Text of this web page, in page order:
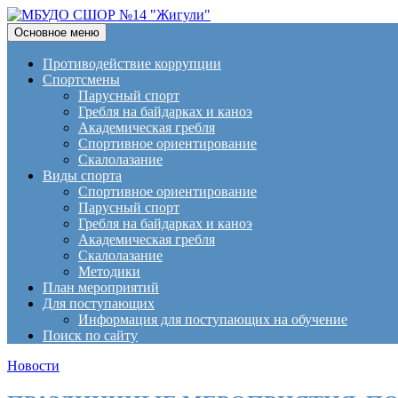
МБУДО СШОР №14
Поиск
Основное меню Перейти
к
содержимому
Противодействие коррупции
Спортсмены
Парусный спорт
Гребля на байдарках и каноэ
Академическая гребля
Спортивное ориентирование
Скалолазание
Виды спорта
Спортивное ориентирование
Парусный спорт
Гребля на байдарках и каноэ
Академическая гребля
Скалолазание
Методики
План мероприятий
Для поступающих
Информация для поступающих на обучение
Поиск по сайту
Новости